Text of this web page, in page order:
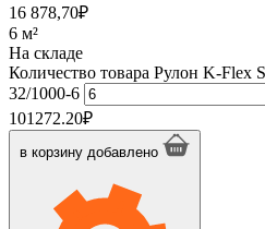
16 878,70₽
6 м²
На складе
Количество товара Рулон K-
32/1000-6
101272.20₽
в корзину добавлено